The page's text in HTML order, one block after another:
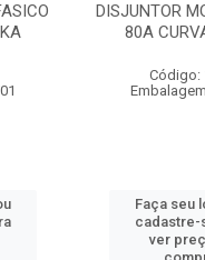
MONOFASICO
CURVA C 3KA
UN/01
seu login ou
se para